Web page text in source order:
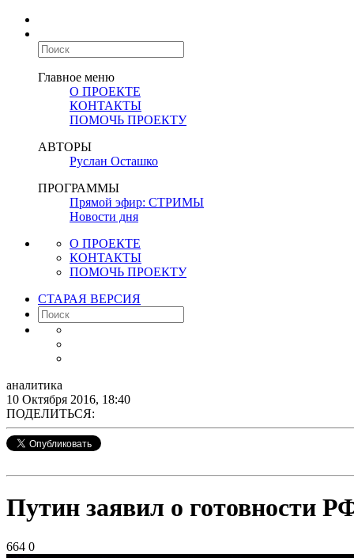
Главное меню
О ПРОЕКТЕ
КОНТАКТЫ
ПОМОЧЬ ПРОЕКТУ
АВТОРЫ
Руслан Осташко
ПРОГРАММЫ
Прямой эфир: СТРИМЫ
Новости дня
О ПРОЕКТЕ
КОНТАКТЫ
ПОМОЧЬ ПРОЕКТУ
СТАРАЯ ВЕРСИЯ
аналитика
10 Октября 2016, 18:40
ПОДЕЛИТЬСЯ:
Путин заявил о готовности
664 0